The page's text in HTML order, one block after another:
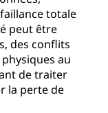
totale
peut être
des conflits
au
de traiter
la perte de